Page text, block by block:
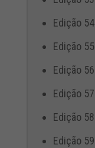
Edição 54
Edição 55
Edição 56
Edição 57
Edição 58
Edição 59